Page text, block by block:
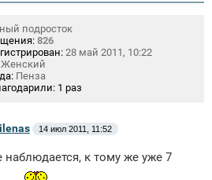
подросток
826
28 май 2011, 10:22
Женский
Пенза
1 раз
14 июл 2011, 11:52
наблюдается, к тому же уже 7